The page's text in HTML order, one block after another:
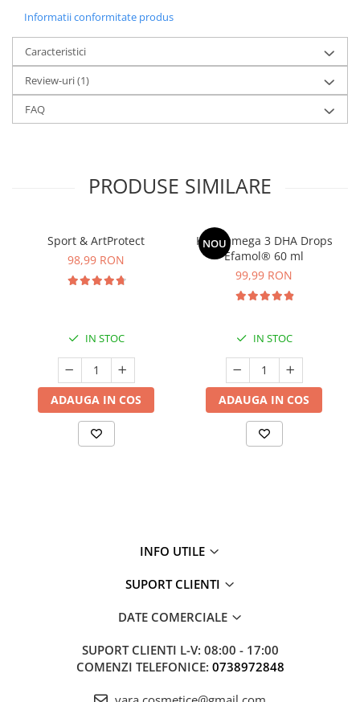
Informatii conformitate produs
Caracteristici
Review-uri(1)
FAQ
PRODUSE SIMILARE
Sport & ArtProtect
98,99 RON
IN STOC
ADAUGA IN COS
NOU
Kids Omega 3 DHA Drops
Efamol® 60 ml
99,99 RON
IN STOC
ADAUGA IN COS
INFO UTILE
SUPORT CLIENTI
DATE COMERCIALE
SUPORT CLIENTI L-V: 08:00 - 17:00
COMENZI TELEFONICE: 0738972848